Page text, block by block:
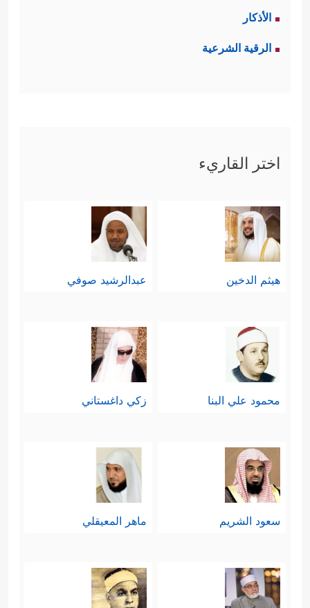
الأذكار
الرقية الشرعية
اختر القاريء
هيثم الدخين عبدالرشيد صوفي
محمود علي البنا زكي داغستاني
سعود الشريم ماهر المعيقلي